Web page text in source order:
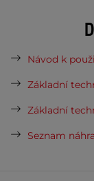
Návod k
Základní
Základní
Seznam